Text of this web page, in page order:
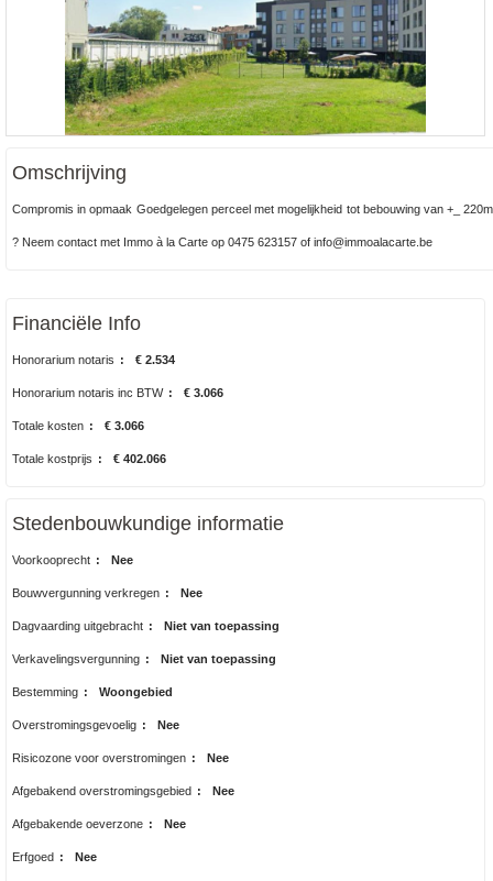
Omschrijving
Compromis in opmaak Goedgelegen perceel met mogelijkheid tot bebouwing van +_
? Neem contact met Immo à la Carte op 0475 623157 of info@immoalacarte.be
Financiële Info
Honorarium notaris : € 2.534
Honorarium notaris inc BTW : € 3.066
Totale kosten : € 3.066
Totale kostprijs : € 402.066
Stedenbouwkundige informatie
Voorkooprecht : Nee
Bouwvergunning verkregen : Nee
Dagvaarding uitgebracht : Niet van toepassing
Verkavelingsvergunning : Niet van toepassing
Bestemming : Woongebied
Overstromingsgevoelig : Nee
Risicozone voor overstromingen : Nee
Afgebakend overstromingsgebied : Nee
Afgebakende oeverzone : Nee
Erfgoed : Nee